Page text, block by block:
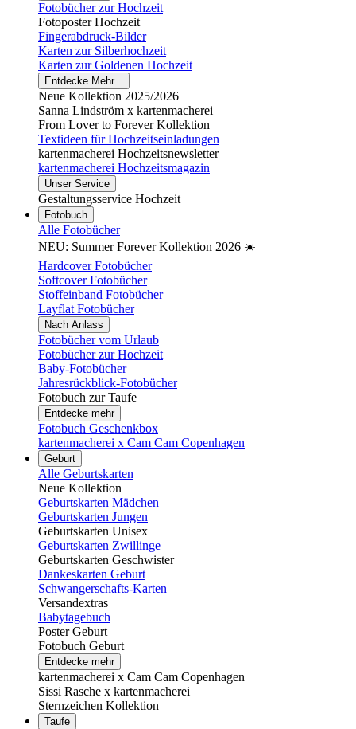
Fotobücher zur Hochzeit
Fotoposter Hochzeit
Fingerabdruck-Bilder
Karten zur Silberhochzeit
Karten zur Goldenen Hochzeit
Entdecke Mehr...
Neue Kollektion 2025/2026
Sanna Lindström x kartenmacherei
From Lover to Forever Kollektion
Textideen für Hochzeitseinladungen
kartenmacherei Hochzeitsnewsletter
kartenmacherei Hochzeitsmagazin
Unser Service
Gestaltungsservice Hochzeit
Fotobuch
Alle Fotobücher
NEU: Summer Forever Kollektion 2026 ☀️
Hardcover Fotobücher
Softcover Fotobücher
Stoffeinband Fotobücher
Layflat Fotobücher
Nach Anlass
Fotobücher vom Urlaub
Fotobücher zur Hochzeit
Baby-Fotobücher
Jahresrückblick-Fotobücher
Fotobuch zur Taufe
Entdecke mehr
Fotobuch Geschenkbox
kartenmacherei x Cam Cam Copenhagen
Geburt
Alle Geburtskarten
Neue Kollektion
Geburtskarten Mädchen
Geburtskarten Jungen
Geburtskarten Unisex
Geburtskarten Zwillinge
Geburtskarten Geschwister
Dankeskarten Geburt
Schwangerschafts-Karten
Versandextras
Babytagebuch
Poster Geburt
Fotobuch Geburt
Entdecke mehr
kartenmacherei x Cam Cam Copenhagen
Sissi Rasche x kartenmacherei
Sternzeichen Kollektion
Taufe